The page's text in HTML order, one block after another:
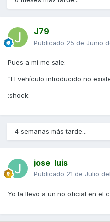
J79
Publicado 25 de Junio
Pues a mi me sale:
"El vehículo introducido no
:shock:
4 semanas más tarde...
jose_luis
Publicado 21 de Julio
Yo la llevo a un no oficial en el